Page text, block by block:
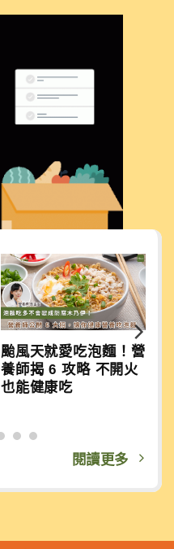
颱風天就愛吃泡麵！營
養師揭 6 攻略 不開火
也能健康吃
閱讀更多